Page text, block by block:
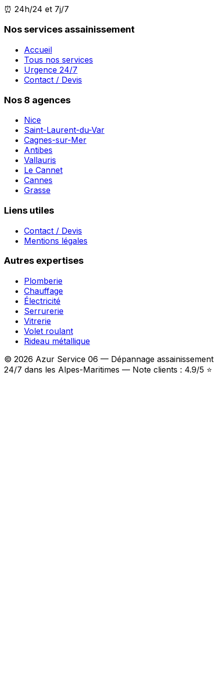
⏰ 24h/24 et 7j/7
Nos services assainissement
Accueil
Tous nos services
Urgence 24/7
Contact / Devis
Nos 8 agences
Nice
Saint-Laurent-du-Var
Cagnes-sur-Mer
Antibes
Vallauris
Le Cannet
Cannes
Grasse
Liens utiles
Contact / Devis
Mentions légales
Autres expertises
Plomberie
Chauffage
Électricité
Serrurerie
Vitrerie
Volet roulant
Rideau métallique
© 2026 Azur Service 06 — Dépannage assainissement
24/7 dans les Alpes-Maritimes — Note clients : 4.9/5 ⭐